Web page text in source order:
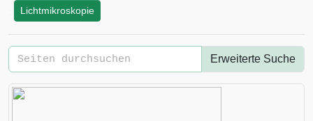
Lichtmikroskopie
Erweiterte Suche